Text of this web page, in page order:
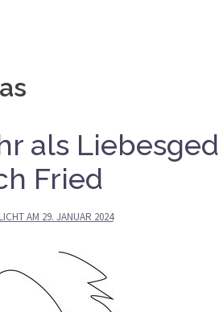
als
Fried
AM 29. JANUAR 2024